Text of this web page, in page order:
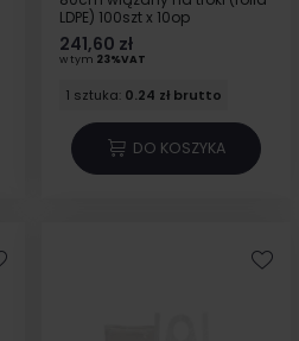
LDPE) 100szt x 10op
241,60 zł
w tym 23%VAT
1 sztuka: 0.24 zł brutto
DO KOSZYKA